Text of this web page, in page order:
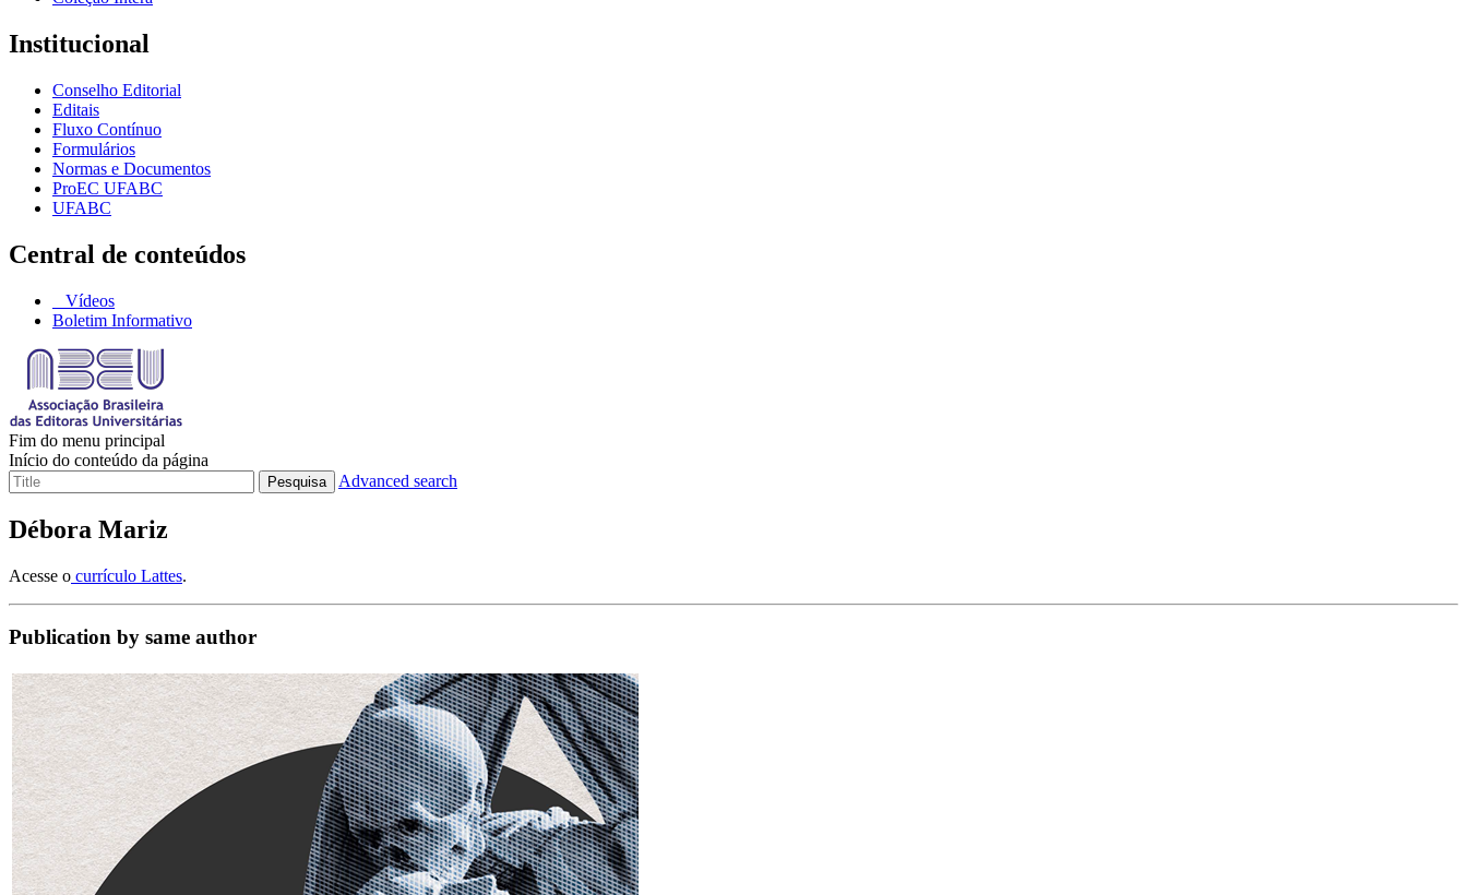
Institucional
Conselho Editorial
Editais
Fluxo Contínuo
Formulários
Normas e Documentos
ProEC UFABC
UFABC
Central de conteúdos
Vídeos
Boletim Informativo
Fim do menu principal
Início do conteúdo da página
Pesquisa Advanced search
Débora Mariz
Acesse o currículo Lattes.
Publication by same author